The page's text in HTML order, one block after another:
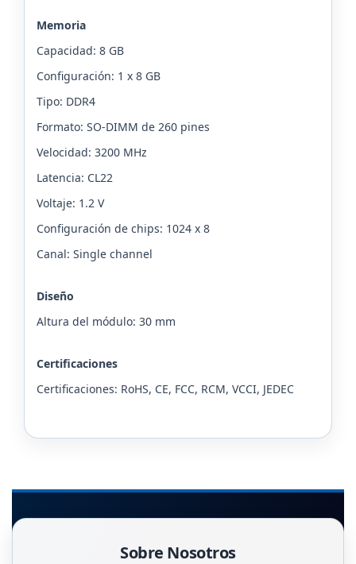
Memoria
Capacidad: 8 GB
Configuración: 1 x 8 GB
Tipo: DDR4
Formato: SO-DIMM de 260 pines
Velocidad: 3200 MHz
Latencia: CL22
Voltaje: 1.2 V
Configuración de chips: 1024 x 8
Canal: Single channel
Diseño
Altura del módulo: 30 mm
Certificaciones
Certificaciones: RoHS, CE, FCC, RCM, VCCI, JEDEC
Sobre Nosotros